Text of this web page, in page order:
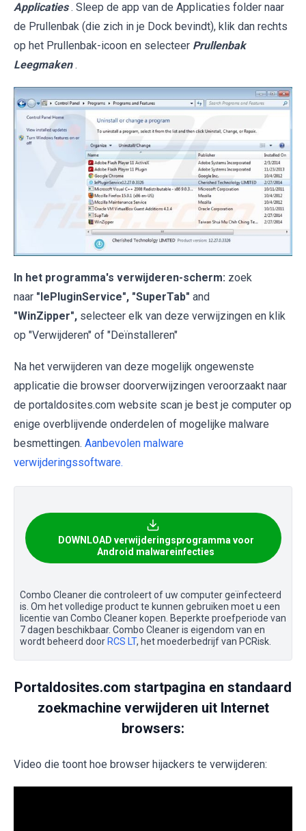
Applicaties . Sleep de app van de Applicaties folder naar
de Prullenbak (die zich in je Dock bevindt), klik dan rechts
op het Prullenbak-icoon en selecteer Prullenbak
Leegmaken .
In het programma's verwijderen-scherm: zoek
naar "IePluginService", "SuperTab" and
"WinZipper", selecteer elk van deze verwijzingen en klik
op "Verwijderen" of "Deïnstalleren"
Na het verwijderen van deze mogelijk ongewenste
applicatie die browser doorverwijzingen veroorzaakt naar
de portaldosites.com website scan je best je computer op
enige overblijvende onderdelen of mogelijke malware
besmettingen. Aanbevolen malware
verwijderingssoftware.
DOWNLOAD verwijderingsprogramma voor
Android malwareinfecties
Combo Cleaner die controleert of uw computer geïnfecteerd
is. Om het volledige product te kunnen gebruiken moet u een
licentie van Combo Cleaner kopen. Beperkte proefperiode van
7 dagen beschikbaar. Combo Cleaner is eigendom van en
wordt beheerd door RCS LT, het moederbedrijf van PCRisk.
Portaldosites.com startpagina en standaard
zoekmachine verwijderen uit Internet
browsers:
Video die toont hoe browser hijackers te verwijderen: